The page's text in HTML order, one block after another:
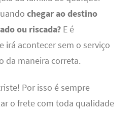
chegar ao destino
ou riscada?E é
irá acontecer sem o serviço
da maneira correta.
Por isso é sempre
o frete com toda qualidade